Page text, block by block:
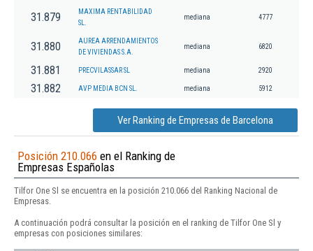
31.879
MAXIMA RENTABILIDAD
SL.
mediana 4777
31.880
AUREA ARRENDAMIENTOS
DE VIVIENDAS S.A.
mediana 6820
31.881 PRECVILASSAR SL mediana 2920
31.882 AVP MEDIA BCN SL. mediana 5912
Ver Ranking de Empresas de Barcelona
Posición 210.066 en el Ranking de
Empresas Españolas
Tilfor One Sl se encuentra en la posición 210.066 del Ranking Nacional de
Empresas.
A continuación podrá consultar la posición en el ranking de Tilfor One Sl y
empresas con posiciones similares: